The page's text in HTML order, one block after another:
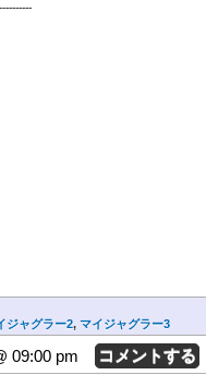
ジャグラー2, マイジャグラー3
09:00 pm コメントする